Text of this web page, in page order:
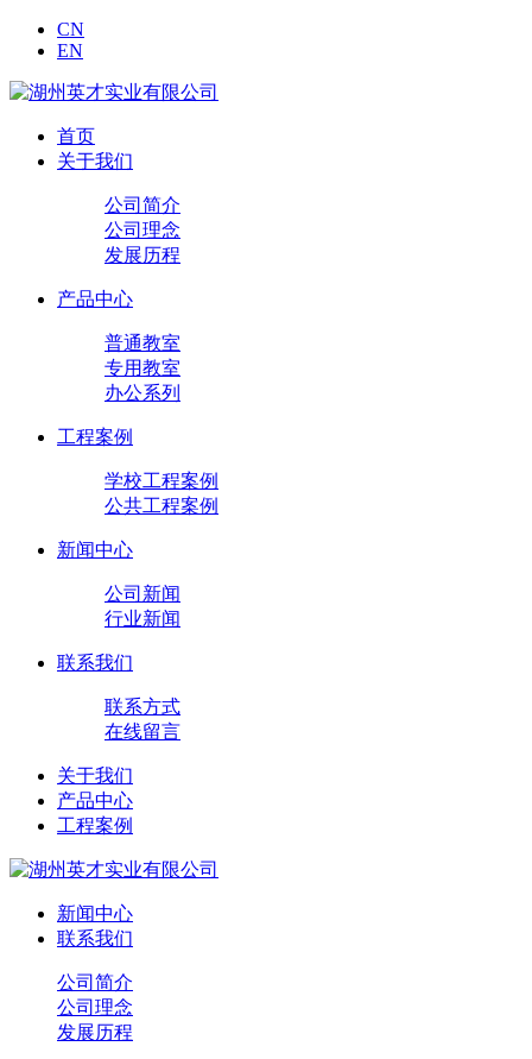
CN
EN
首页
关于我们
公司简介
公司理念
发展历程
产品中心
普通教室
专用教室
办公系列
工程案例
学校工程案例
公共工程案例
新闻中心
公司新闻
行业新闻
联系我们
联系方式
在线留言
关于我们
产品中心
工程案例
新闻中心
联系我们
公司简介
公司理念
发展历程